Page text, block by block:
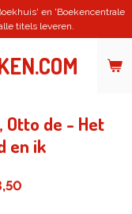
en 'Boekencentrale
titels leveren.
Otto de - Het
en ik